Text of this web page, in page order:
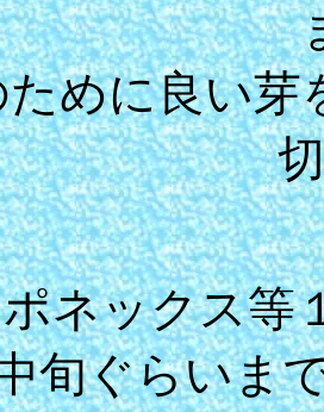
めに良い芽
ックス等
旬ぐらいま